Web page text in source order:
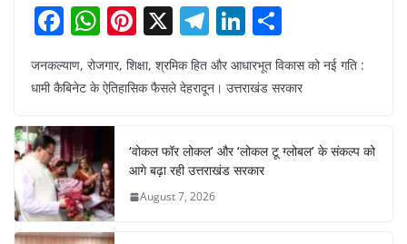
F
c
b
o
o
k
W
at
s
A
p
p
Pi
er
st
X T
el
e
a
m
Li
k
dI
n
h
ar
जनकल्याण, रोजगार, शिक्षा, श्रमिक हित और आधारभूत विकास को नई गति :
धामी कैबिनेट के ऐतिहासिक फैसले देहरादून। उत्तराखंड सरकार
‘वोकल फॉर लोकल’ और ‘लोकल टू ग्लोबल’ के संकल्प को
आगे बढ़ा रही उत्तराखंड सरकार
August 7, 2026